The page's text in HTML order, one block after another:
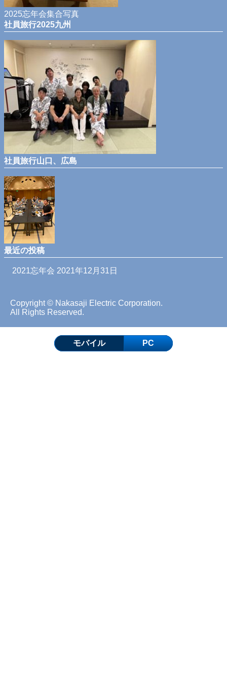
2025忘年会集合写真
社員旅行2025九州
社員旅行山口、広島
最近の投稿
2021忘年会 2021年12月31日
Copyright © Nakasaji Electric Corporation.
All Rights Reserved.
モバイル PC